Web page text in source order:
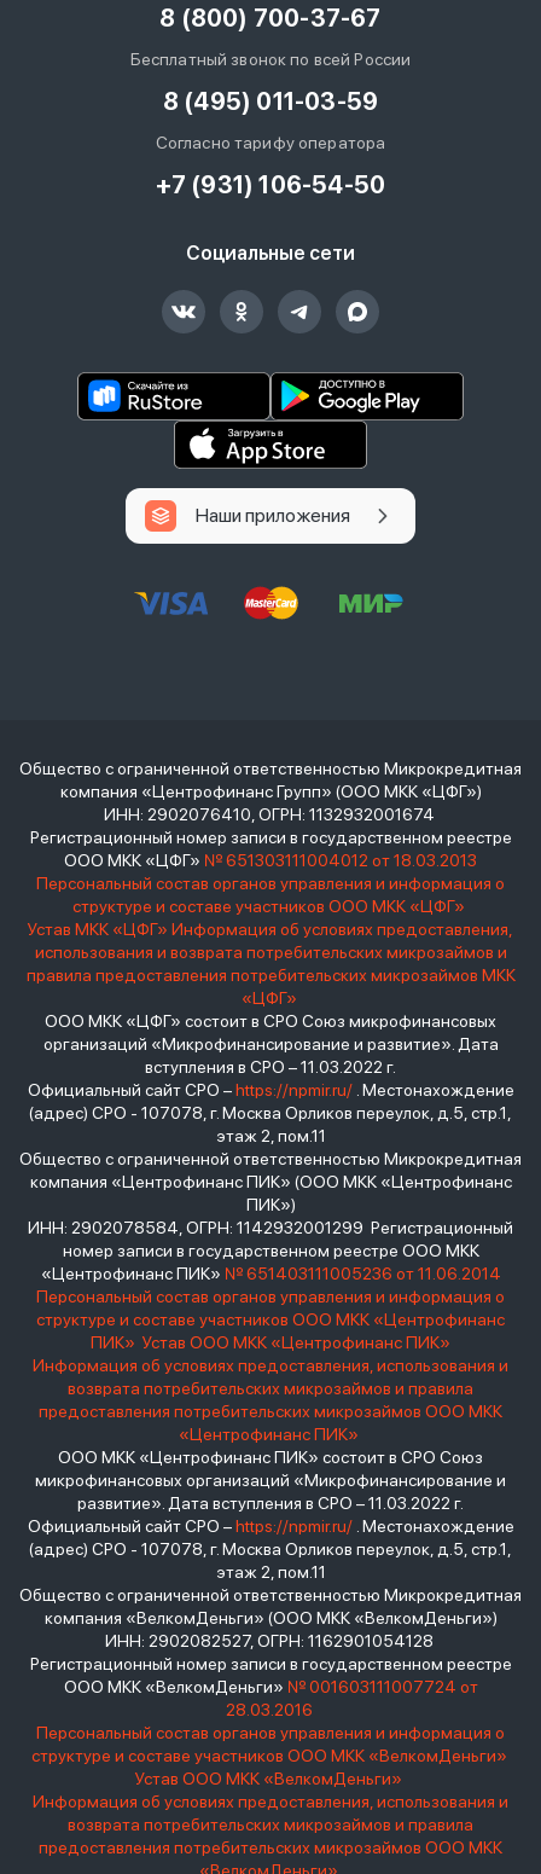
8 (800) 700-37-67
Бесплатный звонок по всей России
8 (495) 011-03-59
Согласно тарифу оператора
+7 (931) 106-54-50
Социальные сети
Наши приложения
Общество с ограниченной ответственностью Микрокредитная
компания «Центрофинанс Групп» (ООО МКК «ЦФГ»)
ИНН: 2902076410, ОГРН: 1132932001674
Регистрационный номер записи в государственном реестре
ООО МКК «ЦФГ» № 651303111004012 от 18.03.2013
Персональный состав органов управления и информация о
структуре и составе участников ООО МКК «ЦФГ»
Устав МКК «ЦФГ» Информация об условиях предоставления,
использования и возврата потребительских микрозаймов и
правила предоставления потребительских микрозаймов МКК
«ЦФГ»
ООО МКК «ЦФГ» состоит в СРО Союз микрофинансовых
организаций «Микрофинансирование и развитие». Дата
вступления в СРО – 11.03.2022 г.
Официальный сайт СРО –https://npmir.ru/. Местонахождение
(адрес) СРО - 107078, г. Москва Орликов переулок, д.5, стр.1,
этаж 2, пом.11
Общество с ограниченной ответственностью Микрокредитная
компания «Центрофинанс ПИК» (ООО МКК «Центрофинанс
ПИК»)
ИНН: 2902078584, ОГРН: 1142932001299 Регистрационный
номер записи в государственном реестре ООО МКК
«Центрофинанс ПИК» № 651403111005236 от 11.06.2014
Персональный состав органов управления и информация о
структуре и составе участников ООО МКК «Центрофинанс
ПИК» Устав ООО МКК «Центрофинанс ПИК»
Информация об условиях предоставления, использования и
возврата потребительских микрозаймов и правила
предоставления потребительских микрозаймов ООО МКК
«Центрофинанс ПИК»
ООО МКК «Центрофинанс ПИК» состоит в СРО Союз
микрофинансовых организаций «Микрофинансирование и
развитие». Дата вступления в СРО – 11.03.2022 г.
Официальный сайт СРО –https://npmir.ru/. Местонахождение
(адрес) СРО - 107078, г. Москва Орликов переулок, д.5, стр.1,
этаж 2, пом.11
Общество с ограниченной ответственностью Микрокредитная
компания «ВелкомДеньги» (ООО МКК «ВелкомДеньги»)
ИНН: 2902082527, ОГРН: 1162901054128
Регистрационный номер записи в государственном реестре
ООО МКК «ВелкомДеньги» № 001603111007724 от
28.03.2016
Персональный состав органов управления и информация о
структуре и составе участников ООО МКК «ВелкомДеньги»
Устав ООО МКК «ВелкомДеньги»
Информация об условиях предоставления, использования и
возврата потребительских микрозаймов и правила
предоставления потребительских микрозаймов ООО МКК
Войти под другим номером